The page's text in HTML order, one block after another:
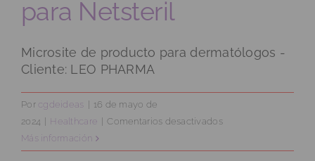
para Netsteril
Microsite de producto para dermatólogos -
Cliente: LEO PHARMA
Por cgdeideas
16 de mayo de
2024
Healthcare Comentarios desactivadosen
web
Más información